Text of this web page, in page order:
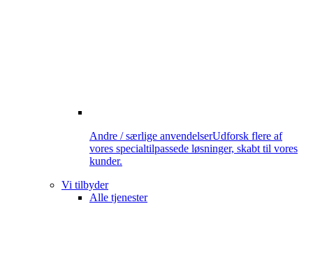
Andre / særlige anvendelserUdforsk flere af
vores specialtilpassede løsninger, skabt til vores
kunder.
Vi tilbyder
Alle tjenester